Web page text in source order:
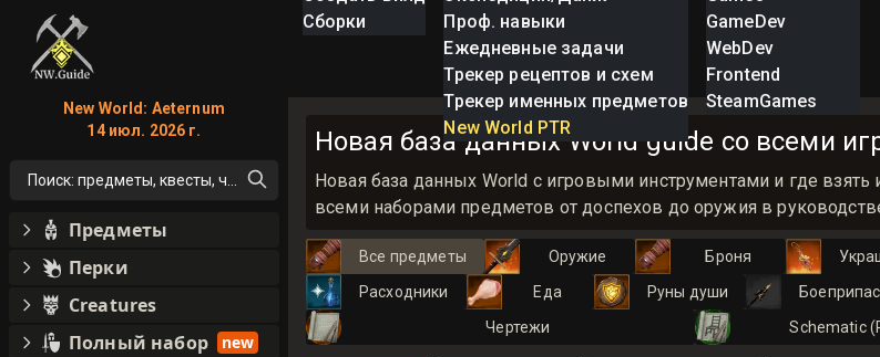
Сборки
Проф. навыки
Ежедневные задачи
Трекер рецептов и схем
Трекер именных предметов
New World PTR
GameDev
WebDev
Frontend
SteamGames
Новая база данных World guide со всеми
Новая база данных World с игровыми инструментами и где
всеми наборами предметов от доспехов до оружия в
Все предметы Оружие Броня
Расходники
Еда Руны души
Чертежи
Schematic
New World: Aeternum
14 июл. 2026 г.
Поиск: предметы, квесты, что угодно!
Предметы
Перки
Creatures
Полный набор
new